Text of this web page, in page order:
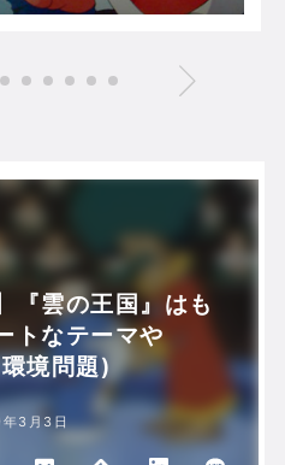
『雲の王国』はも
トなテーマや
境問題)
3月3日